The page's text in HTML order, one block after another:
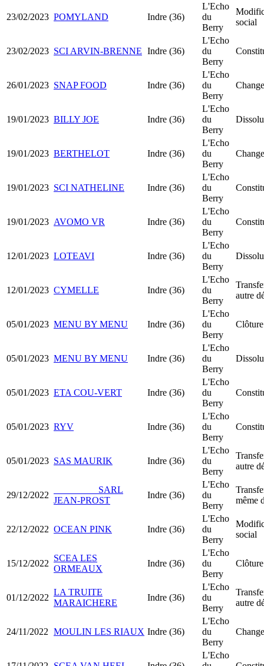
23/02/2023 POMYLAND Indre (36)
L'Echo
du
Berry
social
23/02/2023 SCI ARVIN-BRENNE Indre (36)
L'Echo
du
Berry
26/01/2023 SNAP FOOD Indre (36)
L'Echo
du
Berry
19/01/2023 BILLY JOE Indre (36)
L'Echo
du
Berry
19/01/2023 BERTHELOT Indre (36)
L'Echo
du
Berry
19/01/2023 SCI NATHELINE Indre (36)
L'Echo
du
Berry
19/01/2023 AVOMO VR Indre (36)
L'Echo
du
Berry
12/01/2023 LOTEAVI Indre (36)
L'Echo
du
Berry
12/01/2023 CYMELLE Indre (36)
L'Echo
du
Berry
autre
05/01/2023 MENU BY MENU Indre (36)
L'Echo
du
Berry
05/01/2023 MENU BY MENU Indre (36)
L'Echo
du
Berry
05/01/2023 ETA COU-VERT Indre (36)
L'Echo
du
Berry
05/01/2023 RYV Indre (36)
L'Echo
du
Berry
05/01/2023 SAS MAURIK Indre (36)
L'Echo
du
Berry
autre
29/12/2022
SARL
JEAN-PROST
Indre (36)
L'Echo
du
Berry
même
22/12/2022 OCEAN PINK Indre (36)
L'Echo
du
Berry
social
15/12/2022
SCEA LES
ORMEAUX
Indre (36)
L'Echo
du
Berry
01/12/2022
LA TRUITE
MARAICHERE
Indre (36)
L'Echo
du
Berry
autre
24/11/2022 MOULIN LES RIAUX Indre (36)
L'Echo
du
Berry
L'Echo